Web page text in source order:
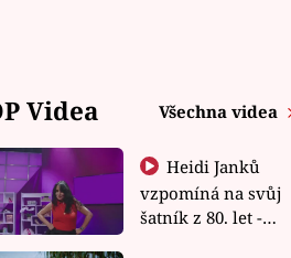
Videa Všechna videa
Heidi Janků
vzpomíná na svůj
šatník z 80. let -